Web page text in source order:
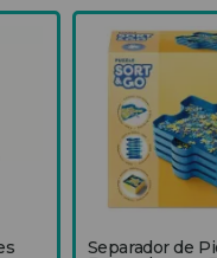
Separador de